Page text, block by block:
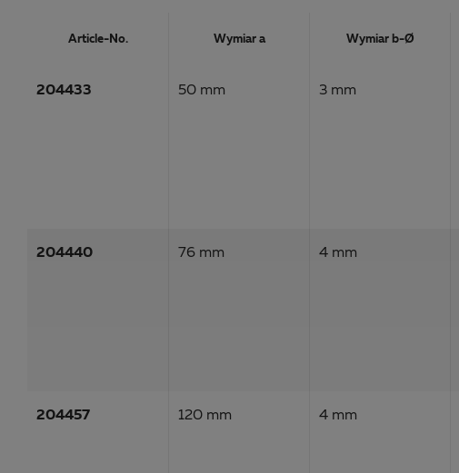
Article-No. Wymiar a Wymiar b-Ø
204433 50 mm 3 mm
204440 76 mm 4 mm
204457 120 mm 4 mm